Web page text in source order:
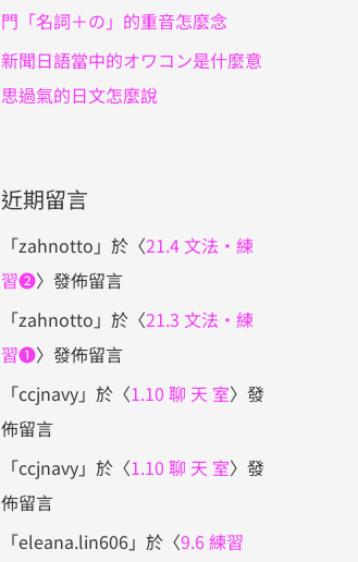
門「名詞＋の」的重音怎麼念
新聞日語當中的オワコン是什麼意
思過氣的日文怎麼說
近期留言
「zahnotto 」於〈21.4 文法・練
習❷〉發佈留言
「zahnotto 」於〈21.3 文法・練
習❶〉發佈留言
「ccjnavy」於〈1.10 聊 天 室〉發
佈留言
「ccjnavy」於〈1.10 聊 天 室〉發
佈留言
「eleana.lin606」於〈9.6 練習